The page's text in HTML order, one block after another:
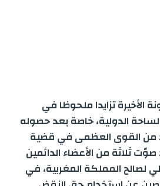
الأخيرة تزايدا ملحوظا في
الدولية، خاصة بعد حصوله
من القوى العظمى في قضية
ثلاثة من الأعضاء الدائمين
لصالح المملكة المغربية، في